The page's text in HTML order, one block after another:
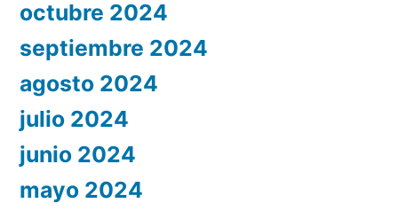
octubre 2024
septiembre 2024
agosto 2024
julio 2024
junio 2024
mayo 2024